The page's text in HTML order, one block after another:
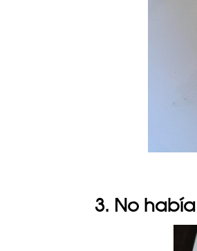
3. No